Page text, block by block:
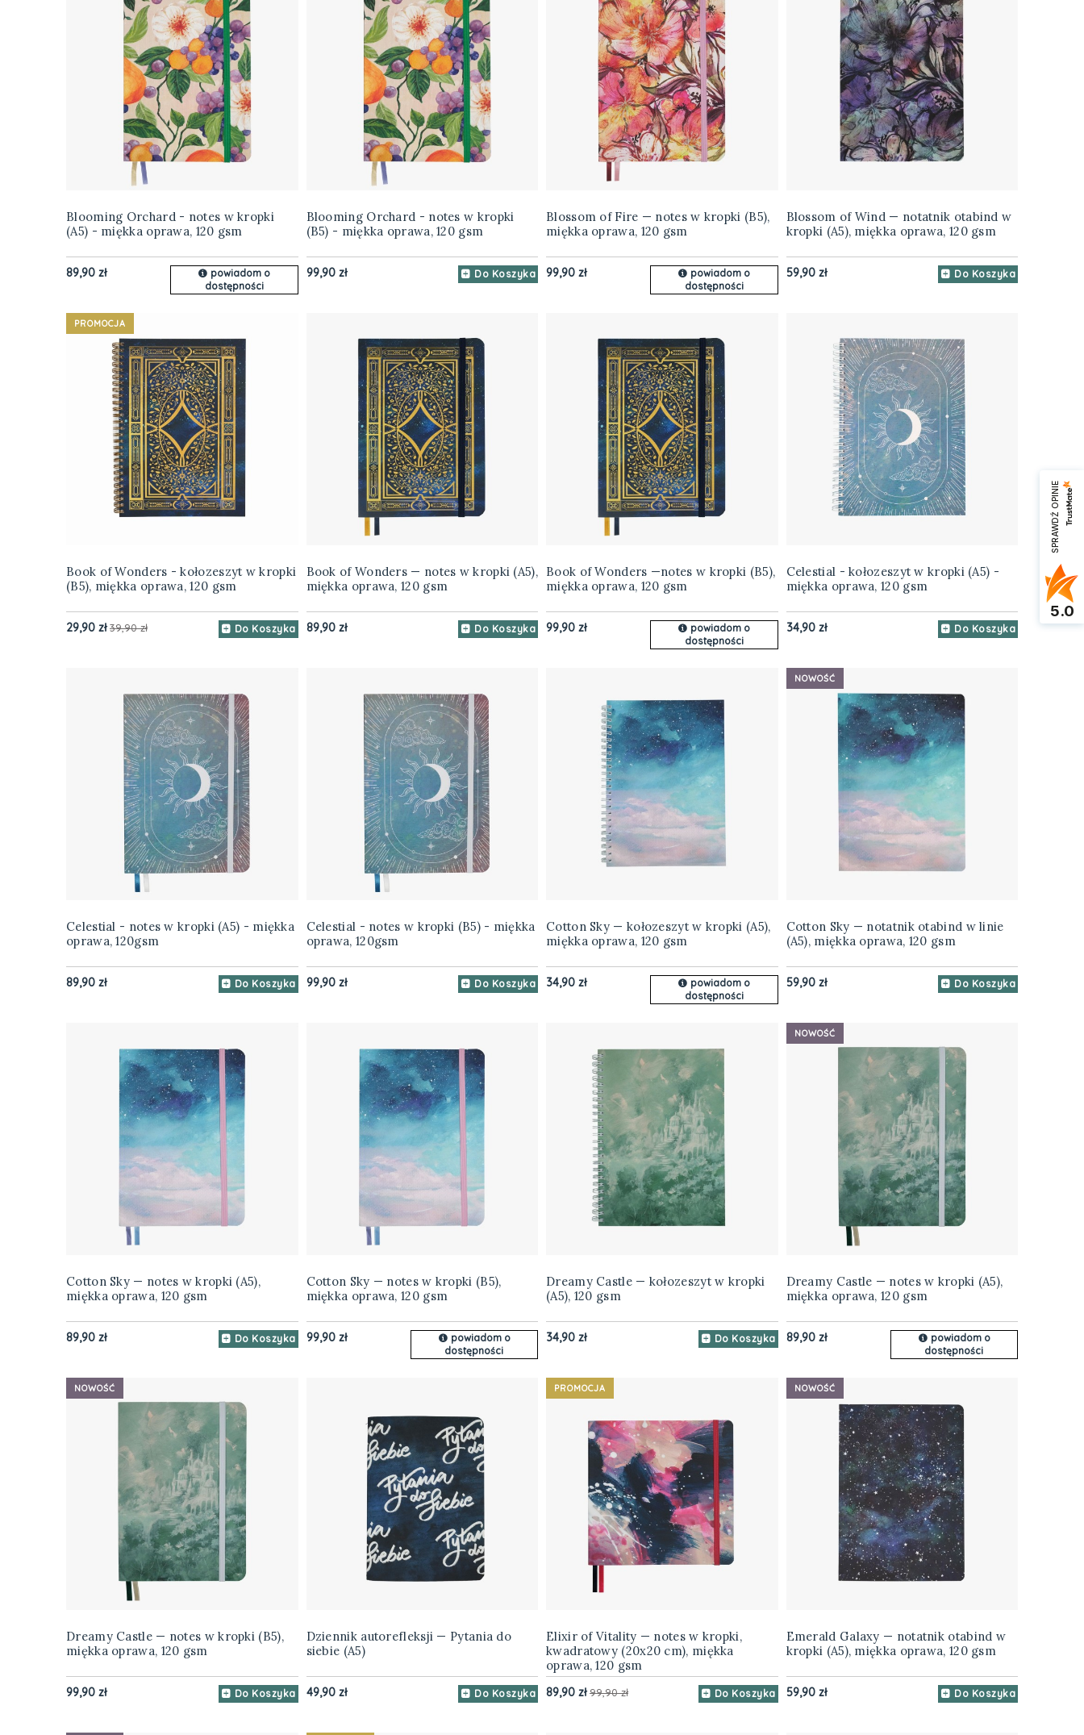
Blooming Orchard - notes w kropki
(A5) - miękka oprawa, 120 gsm
89,90 zł
powiadom o
dostępności
Blooming Orchard - notes w kropki
(B5) - miękka oprawa, 120 gsm
99,90 zł Do Koszyka
Blossom of Fire — notes w kropki (B5),
miękka oprawa, 120 gsm
99,90 zł
powiadom o
dostępności
Blossom of Wind — notatnik otabind w
kropki (A5), miękka oprawa, 120 gsm
59,90 zł Do Koszyka
Book of Wonders - kołozeszyt w kropki
(B5), miękka oprawa, 120 gsm
29,90 zł 39,90 zł Do Koszyka
PROMOCJA
Book of Wonders — notes w kropki (A5),
miękka oprawa, 120 gsm
89,90 zł Do Koszyka
Book of Wonders —notes w kropki (B5),
miękka oprawa, 120 gsm
99,90 zł
powiadom o
dostępności
Celestial - kołozeszyt w kropki (A5) -
miękka oprawa, 120 gsm
34,90 zł Do Koszyka
Celestial - notes w kropki (A5) - miękka
oprawa, 120gsm
89,90 zł Do Koszyka
Celestial - notes w kropki (B5) - miękka
oprawa, 120gsm
99,90 zł Do Koszyka
Cotton Sky — kołozeszyt w kropki (A5),
miękka oprawa, 120 gsm
34,90 zł
powiadom o
dostępności
Cotton Sky — notatnik otabind w linie
(A5), miękka oprawa, 120 gsm
59,90 zł Do Koszyka
NOWOŚĆ
Cotton Sky — notes w kropki (A5),
miękka oprawa, 120 gsm
89,90 zł Do Koszyka
Cotton Sky — notes w kropki (B5),
miękka oprawa, 120 gsm
99,90 zł
powiadom o
dostępności
Dreamy Castle — kołozeszyt w kropki
(A5), 120 gsm
34,90 zł Do Koszyka
Dreamy Castle — notes w kropki (A5),
miękka oprawa, 120 gsm
89,90 zł
powiadom o
dostępności
NOWOŚĆ
Dreamy Castle — notes w kropki (B5),
miękka oprawa, 120 gsm
99,90 zł Do Koszyka
NOWOŚĆ
Dziennik autorefleksji — Pytania do
siebie (A5)
49,90 zł Do Koszyka
Elixir of Vitality — notes w kropki,
kwadratowy (20x20 cm), miękka
oprawa, 120 gsm
89,90 zł 99,90 zł Do Koszyka
PROMOCJA
Emerald Galaxy — notatnik otabind w
kropki (A5), miękka oprawa, 120 gsm
59,90 zł Do Koszyka
NOWOŚĆ
SPRAWDŹ OPINIE
5.0